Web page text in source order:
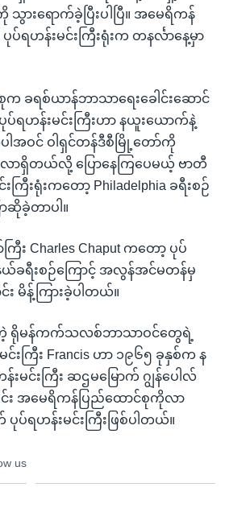
းရောက်ခဲ့ပြီးပါပြီ။ အမေရိကန်
ပ်ရဟန်းမင်းကြီးရုံးက တနင်္လာနေ့မှာ
ခရစ်ယာန်ဘာသာရေးခေါင်းဆောင်
ရဟန်းမင်းကြီးဟာ နယူးယောက်နဲ့
ါအဝင် ဝါရှင်တန်ဒီစီမြို့တော်ကို
ာရှိတယ်လို့ ပြောနေကြပေမယ့် ဗာတီ
ြီးရုံးကတော့ Philadelphia ခရီးစဉ်
ခဲ့တာပါ။
ြီး Charles Chaput ကတော့ ပုပ်
ယ်ခရီးစဉ်ကြောင့် အလွန်အင်မတန်မှ
း မိန့်ကြားခဲ့ပါတယ်။
ရိုမန်ကက်သလစ်ဘာသာဝင်တွေရဲ့
င်းကြီး Francis ဟာ ၁၉၆၅ ခုနှစ်က န
မင်းကြီး ဆဌမမြောက် ဂျွန်ပေါလ်
င်း အမေရိကန်ပြည်ထောင်စုကိုလာ
ပ်ရဟန်းမင်းကြီးဖြစ်ပါတယ်။
us